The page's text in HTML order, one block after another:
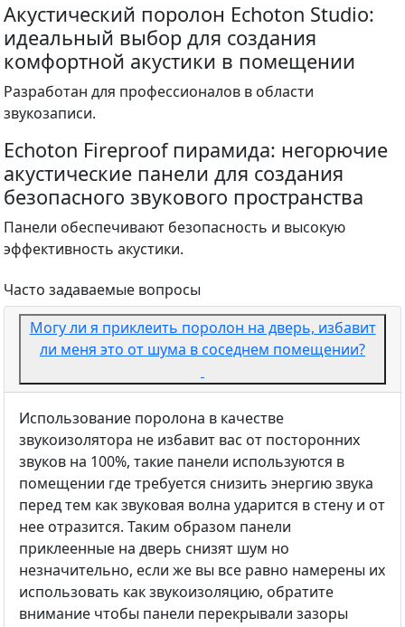
Акустический поролон Echoton Studio:
идеальный выбор для создания
комфортной акустики в помещении
Разработан для профессионалов в области
звукозаписи.
Echoton Fireproof пирамида: негорючие
акустические панели для создания
безопасного звукового пространства
Панели обеспечивают безопасность и высокую
эффективность акустики.
Часто задаваемые вопросы
Могу ли я приклеить поролон на дверь, избавит
ли меня это от шума в соседнем помещении?
Использование поролона в качестве
звукоизолятора не избавит вас от посторонних
звуков на 100%, такие панели используются в
помещении где требуется снизить энергию звука
перед тем как звуковая волна ударится в стену и от
нее отразится. Таким образом панели
приклеенные на дверь снизят шум но
незначительно, если же вы все равно намерены их
использовать как звукоизоляцию, обратите
внимание чтобы панели перекрывали зазоры